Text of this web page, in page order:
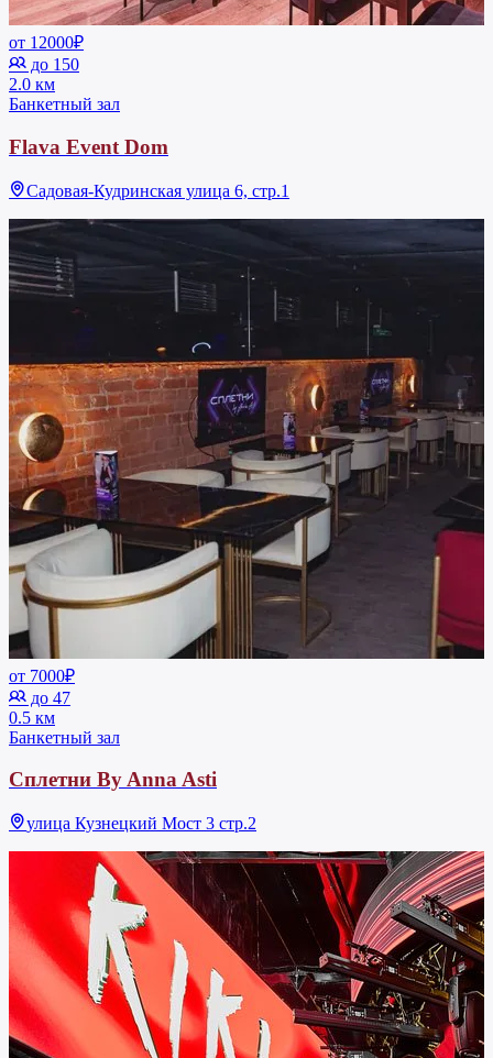
от 12000₽
до 150
2.0 км
Банкетный зал
Flava Event Dom
Садовая-Кудринская улица 6, стр.1
от 7000₽
до 47
0.5 км
Банкетный зал
Сплетни By Anna Asti
улица Кузнецкий Мост 3 стр.2